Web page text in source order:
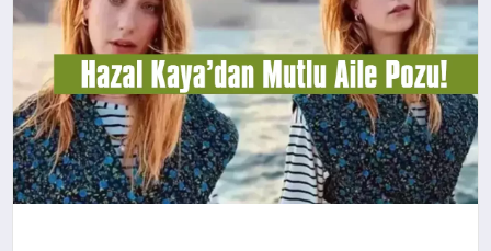
DIĞER